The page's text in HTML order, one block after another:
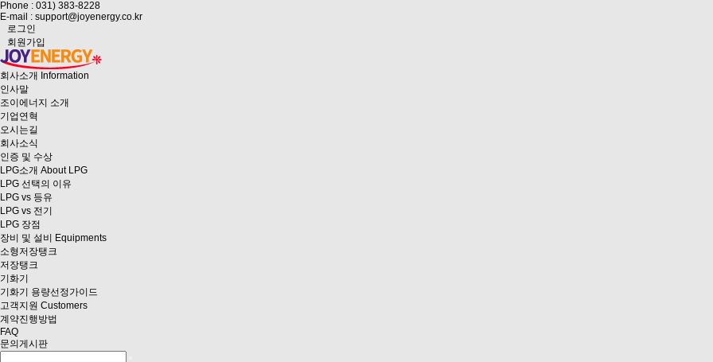
Phone : 031) 383-8228
E-mail : support@joyenergy.co.kr
로그인
회원가입
회사소개 Information
인사말
조이에너지 소개
기업연혁
오시는길
회사소식
인증 및 수상
LPG소개 About LPG
LPG 선택의 이유
LPG vs 등유
LPG vs 전기
LPG 장점
장비 및 설비
Equipments
소형저장탱크
저장탱크
기화기
기화기 용량선정가이드
고객지원 Customers
계약진행방법
FAQ
문의게시판